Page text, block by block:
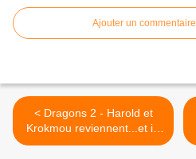
Ajouter un commentaire
< Dragons 2 - Harold et
Krokmou reviennent...et ils
ont grandi